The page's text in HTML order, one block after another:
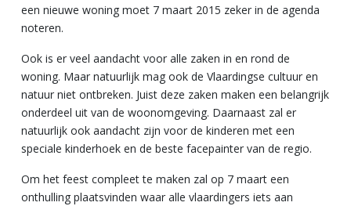
een nieuwe woning moet 7 maart 2015 zeker in de agenda
noteren.
Ook is er veel aandacht voor alle zaken in en rond de
woning. Maar natuurlijk mag ook de Vlaardingse cultuur en
natuur niet ontbreken. Juist deze zaken maken een belangrijk
onderdeel uit van de woonomgeving. Daarnaast zal er
natuurlijk ook aandacht zijn voor de kinderen met een
speciale kinderhoek en de beste facepainter van de regio.
Om het feest compleet te maken zal op 7 maart een
onthulling plaatsvinden waar alle vlaardingers iets aan